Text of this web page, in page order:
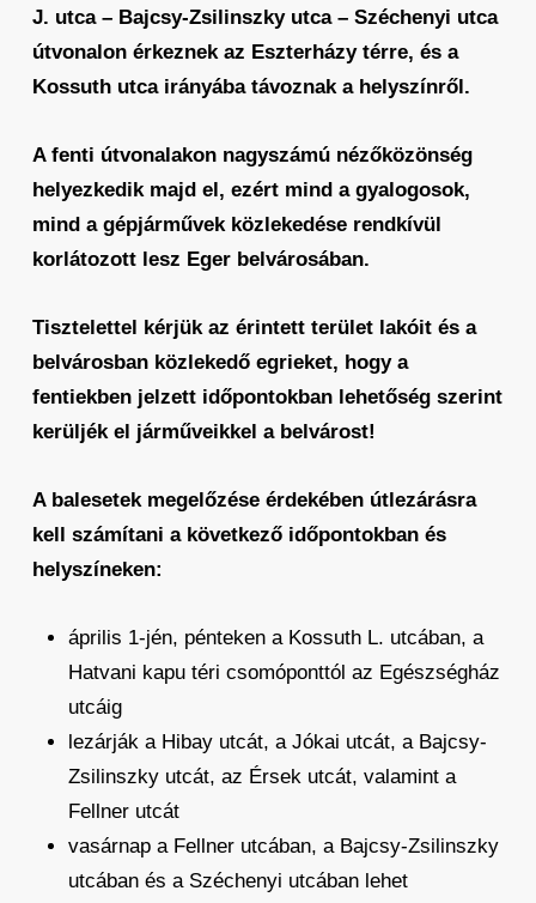
J. utca – Bajcsy-Zsilinszky utca – Széchenyi utca
útvonalon érkeznek az Eszterházy térre, és a
Kossuth utca irányába távoznak a helyszínről.
A fenti útvonalakon nagyszámú nézőközönség
helyezkedik majd el, ezért mind a gyalogosok,
mind a gépjárművek közlekedése rendkívül
korlátozott lesz Eger belvárosában.
Tisztelettel kérjük az érintett terület lakóit és a
belvárosban közlekedő egrieket, hogy a
fentiekben jelzett időpontokban lehetőség szerint
kerüljék el járműveikkel a belvárost!
A balesetek megelőzése érdekében útlezárásra
kell számítani a következő időpontokban és
helyszíneken:
április 1-jén, pénteken a Kossuth L. utcában, a
Hatvani kapu téri csomóponttól az Egészségház
utcáig
lezárják a Hibay utcát, a Jókai utcát, a Bajcsy-
Zsilinszky utcát, az Érsek utcát, valamint a
Fellner utcát
vasárnap a Fellner utcában, a Bajcsy-Zsilinszky
utcában és a Széchenyi utcában lehet